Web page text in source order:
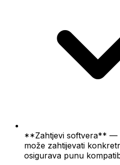
**Zahtjevi softvera** —
može zahtijevati
osigurava punu